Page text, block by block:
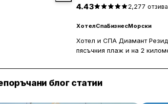
гостите са осигурени
В хотела има фитнес
интернационална кухня, а
На място има денонощна
4.43 2,277 отзива
ХотелСпаБизнесМорски
Хотел и СПА Диамант
пясъчния плаж и на 2
безвремевия дизайн и
блог статии